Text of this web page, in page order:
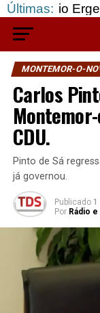
Últimas:
MONTEMOR-O-
Carlos
CDU.
Pinto de Sá
já governou.
Publicado 1
Por Rádio